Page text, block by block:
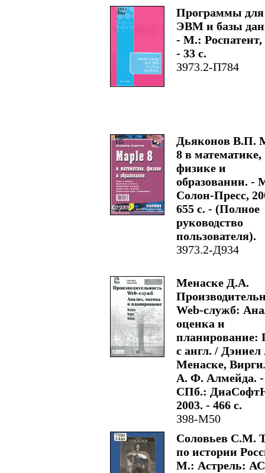
Программы для
ЭВМ и базы
- М.: Роспатент,
- 33 с.
З973.2-П784
Дьяконов В.П.
8 в математике,
физике и
образовании. -
Солон-Пресс,
655 с. - (Полное
руководство
пользователя).
З973.2-Д934
Менаске Д.А.
Web-служб:
оценка и
планирование:
с англ. / Дэниел
Менаске,
А. Ф. Алмейда. -
СПб.:
2003. - 466 с.
З98-М50
Соловьев С.М.
по истории
М.: Астрель: